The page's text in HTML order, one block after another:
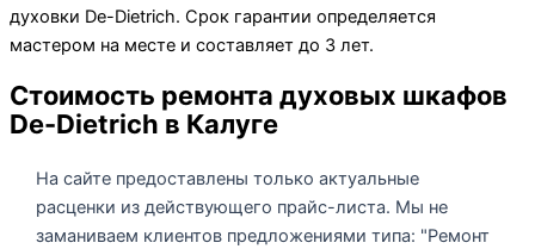
духовки De-Dietrich. Срок гарантии определяется
мастером на месте и составляет до 3 лет.
Стоимость ремонта духовых шкафов
De-Dietrich в Калуге
На сайте предоставлены только актуальные
расценки из действующего прайс-листа. Мы не
заманиваем клиентов предложениями типа: "Ремонт